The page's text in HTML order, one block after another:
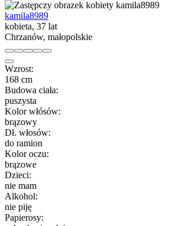
kamila8989
kobieta, 37 lat
Chrzanów, małopolskie
Wzrost:
168 cm
Budowa ciała:
puszysta
Kolor włósów:
brązowy
Dł. włosów:
do ramion
Kolor oczu:
brązowe
Dzieci:
nie mam
Alkohol:
nie piję
Papierosy: